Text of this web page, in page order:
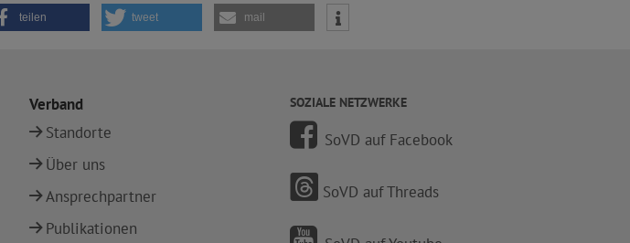
teilen tweet mail
Verband
Standorte
Über uns
Ansprechpartner
Publikationen
SOZIALE NETZWERKE
SoVD auf Facebook
SoVD auf Threads